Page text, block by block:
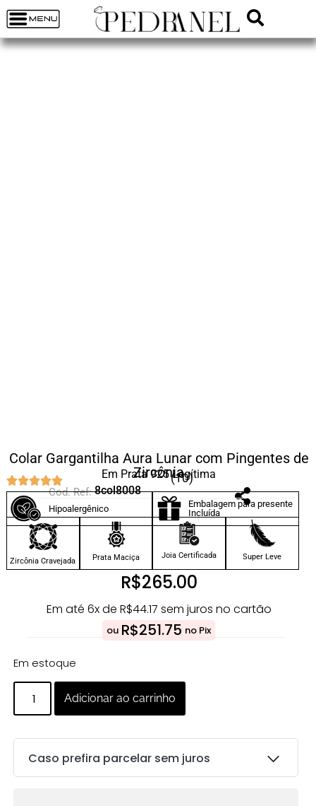
Colar Gargantilha Aura Lunar com Pingentes de
Zircônia
Em Prata 925 Legítima
(10)
Cod. Ref: 8col8008
Hipoalergênico
Embalagem para presente
Incluída
Zircônia Cravejada Prata Maciça Joia Certificada Super Leve
R$265.00
Em até 6x de R$44.17 sem juros no cartão
ou R$251.75 no Pix
Em estoque
Adicionar ao carrinho
Caso prefira parcelar sem juros